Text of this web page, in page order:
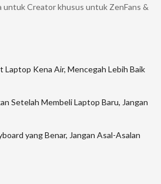
Creator khusus untuk ZenFans &
Laptop Kena Air, Mencegah Lebih Baik
Setelah Membeli Laptop Baru, Jangan
yang Benar, Jangan Asal-Asalan